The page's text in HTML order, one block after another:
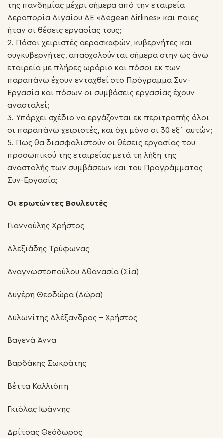
της πανδημίας μέχρι σήμερα από την εταιρεία
Αεροπορία Αιγαίου AE «Aegean Airlines» και ποιες
ήταν οι θέσεις εργασίας τους;
2. Πόσοι χειριστές αεροσκαφών, κυβερνήτες και
συγκυβερνήτες, απασχολούνται σήμερα στην ως άνω
εταιρεία με πλήρες ωράριο και πόσοι εκ των
παραπάνω έχουν ενταχθεί στο Πρόγραμμα Συν-
Εργασία και πόσων οι συμβάσεις εργασίας έχουν
ανασταλεί;
3. Υπάρχει σχέδιο να εργάζονται εκ περιτροπής όλοι
οι παραπάνω χειριστές, και όχι μόνο οι 30 εξ΄ αυτών;
5. Πως θα διασφαλιστούν οι θέσεις εργασίας του
προσωπικού της εταιρείας μετά τη λήξη της
αναστολής των συμβάσεων και του Προγράμματος
Συν-Εργασία;
Οι ερωτώντες Βουλευτές
Γιαννούλης Χρήστος
Αλεξιάδης Τρύφωνας
Αναγνωστοπούλου Αθανασία (Σία)
Αυγέρη Θεοδώρα (Δώρα)
Αυλωνίτης Αλέξανδρος – Χρήστος
Βαγενά Άννα
Βαρδάκης Σωκράτης
Βέττα Καλλιόπη
Γκιόλας Ιωάννης
Δρίτσας Θεόδωρος